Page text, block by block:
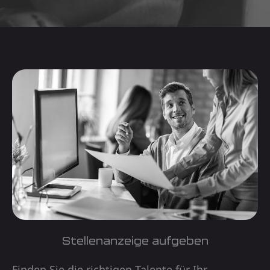
Stellenanzeige aufgeben